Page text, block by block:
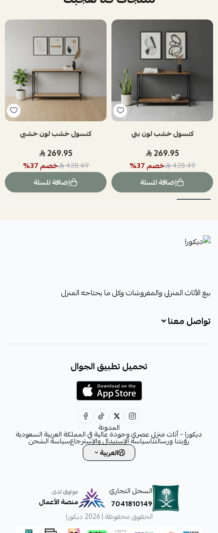
كنسول خشب لون بني
269.95
428.49 خصم37
%
إضافة للسلة
كنسول خشب لون خشبي
269.95
428.49 خصم37
%
إضافة للسلة
ديكورا
بيع الأثاث المنزلي والمفروشات وكل ما يحتاجه المنزل
تواصل معنا
decora6586@gmail.com
تحميل تطبيق الجوال
المدونة
ديكورا - أثاث منزلي عصري وجودة عالية في المملكة العربية السعودية
رؤيتنا ورسالتناسياسة الإستبدال والإسترجاعسياسة الشحن
العربية
السجل التجاري
7041810149
موثوق لدى
منصة الأعمال
الحقوق محفوظة | 2026
ديكورا